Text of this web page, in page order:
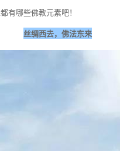
有哪些佛教元素吧！
丝绸西去，佛法东来